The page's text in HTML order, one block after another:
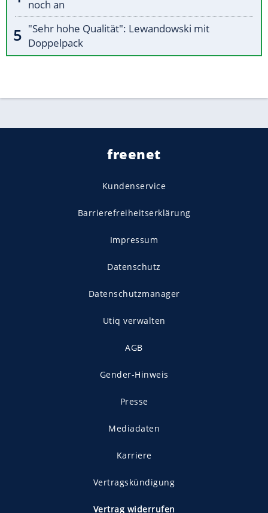
noch an
"Sehr hohe Qualität": Lewandowski mit
Doppelpack
freenet
Kundenservice
Barrierefreiheitserklärung
Impressum
Datenschutz
Datenschutzmanager
Utiq verwalten
AGB
Gender-Hinweis
Presse
Mediadaten
Karriere
Vertragskündigung
Vertrag widerrufen